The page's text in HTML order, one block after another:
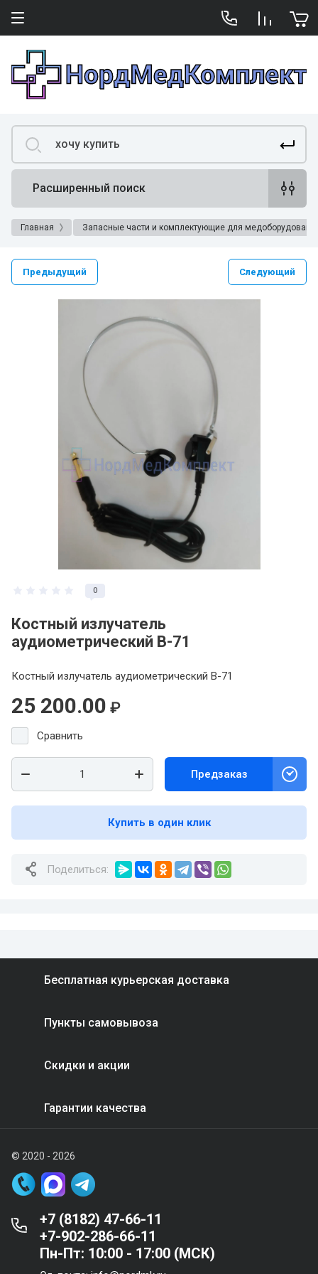
Расширенный поиск
Главная Запасные части и комплектующие для
Предыдущий Следующий
0
Костный излучатель
аудиометрический B-71
Костный излучатель аудиометрический B-71
25 200.00 ₽
Сравнить
Предзаказ
Купить в один клик
Поделиться:
Бесплатная курьерская доставка
Пункты самовывоза
Скидки и акции
Гарантии качества
© 2020 - 2026
+7 (8182) 47-66-11
+7-902-286-66-11
Пн-Пт: 10:00 - 17:00 (МСК)